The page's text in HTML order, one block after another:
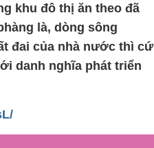
khu đô thị ăn theo đã
là, dòng sông
đai của nhà nước thì cứ
danh nghĩa phát triển